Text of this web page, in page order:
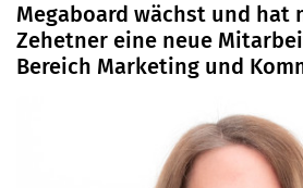
Megaboard wächst und hat
Zehetner eine neue
Bereich Marketing und